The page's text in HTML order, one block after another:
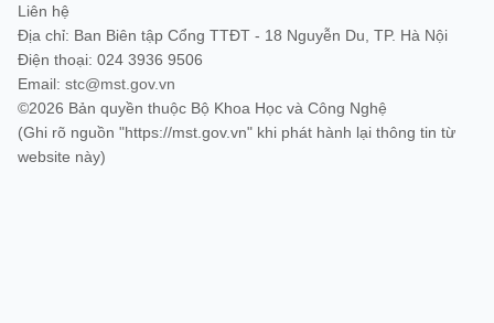
Liên hệ
Địa chỉ: Ban Biên tập Cổng TTĐT - 18 Nguyễn Du, TP. Hà Nội
Điện thoại: 024 3936 9506
Email: stc@mst.gov.vn
©2026 Bản quyền thuộc Bộ Khoa Học và Công Nghệ
(Ghi rõ nguồn "https://mst.gov.vn" khi phát hành lại thông tin từ
website này)